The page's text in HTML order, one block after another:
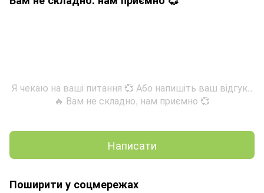
Я чекаю на ваші питання 💞 Або напишіть ваш відгук..
🔥 Вам не складно, нам приємно 💞
Написати
Поширити у соцмережах